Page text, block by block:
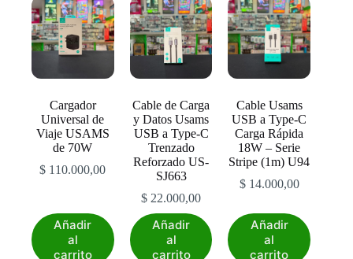
Cargador
Universal de
Viaje USAMS
de 70W
$ 110.000,00
Añadir
al
carrito
Cable de Carga
y Datos Usams
USB a Type-C
Trenzado
Reforzado US-
SJ663
$ 22.000,00
Añadir
al
carrito
Cable Usams
USB a Type-C
Carga Rápida
18W – Serie
Stripe (1m) U94
$14.000,00
Añadir
al
carrito